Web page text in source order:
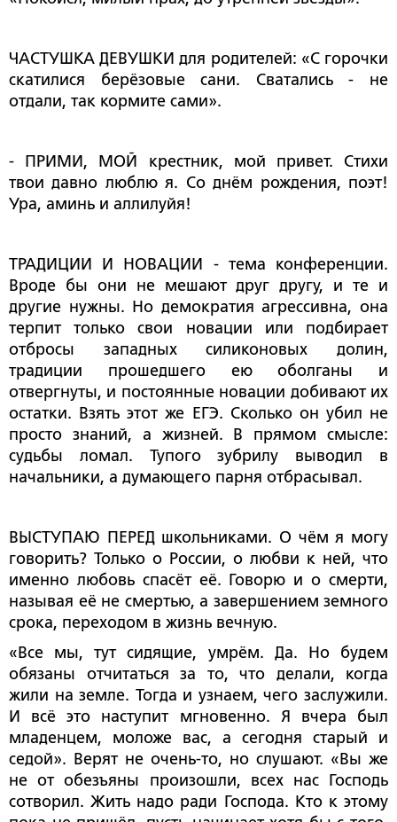
ЧАСТУШКА ДЕВУШКИ для родителей: «С горочки
скатилися берёзовые сани. Сватались - не
отдали, так кормите сами».
- ПРИМИ, МОЙ крестник, мой привет. Стихи
твои давно люблю я. Со днём рождения, поэт!
Ура, аминь и аллилуйя!
ТРАДИЦИИ И НОВАЦИИ - тема конференции.
Вроде бы они не мешают друг другу, и те и
другие нужны. Но демократия агрессивна, она
терпит только свои новации или подбирает
отбросы западных силиконовых долин,
традиции прошедшего ею оболганы и
отвергнуты, и постоянные новации добивают их
остатки. Взять этот же ЕГЭ. Сколько он убил не
просто знаний, а жизней. В прямом смысле:
судьбы ломал. Тупого зубрилу выводил в
начальники, а думающего парня отбрасывал.
ВЫСТУПАЮ ПЕРЕД школьниками. О чём я могу
говорить? Только о России, о любви к ней, что
именно любовь спасёт её. Говорю и о смерти,
называя её не смертью, а завершением земного
срока, переходом в жизнь вечную.
«Все мы, тут сидящие, умрём. Да. Но будем
обязаны отчитаться за то, что делали, когда
жили на земле. Тогда и узнаем, чего заслужили.
И всё это наступит мгновенно. Я вчера был
младенцем, моложе вас, а сегодня старый и
седой». Верят не очень-то, но слушают. «Вы же
не от обезъяны произошли, всех нас Господь
сотворил. Жить надо ради Господа. Кто к этому